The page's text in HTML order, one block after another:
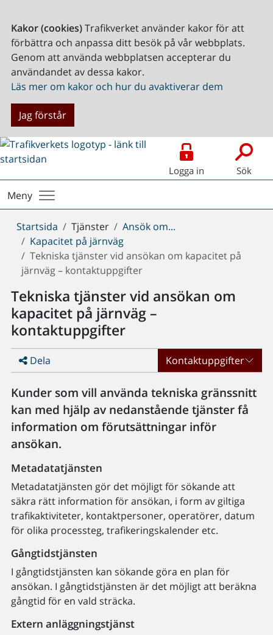
Kakor (cookies)Trafikverket använder kakor för att
förbättra och anpassa ditt besök på vår webbplats.
Genom att använda webbplatsen accepterar du
användandet av dessa kakor.
Läs mer om kakor och hur du avaktiverar dem
Jag förstår
Logga in Sök
Meny
Du
är
här:
Startsida Tjänster
Ansök om...
Kapacitet på järnväg
Tekniska tjänster vid ansökan om kapacitet på
järnväg – kontaktuppgifter
Tekniska tjänster vid ansökan om
kapacitet på järnväg –
kontaktuppgifter
Dela Kontaktuppgifter
Kunder som vill använda tekniska gränssnitt
kan med hjälp av nedanstående tjänster få
information om förutsättningar inför
ansökan.
Metadatatjänsten
Metadatatjänsten gör det möjligt för sökande att
säkra rätt information för ansökan, i form av giltiga
trafikaktiviteter, kontaktpersoner, operatörer, datum
för olika processteg, trafikeringskalender etc.
Gångtidstjänsten
I gångtidstjänsten kan sökande göra en plan för
ansökan. I gångtidstjänsten är det möjligt att beräkna
gångtid för en vald sträcka.
Extern anläggningstjänst